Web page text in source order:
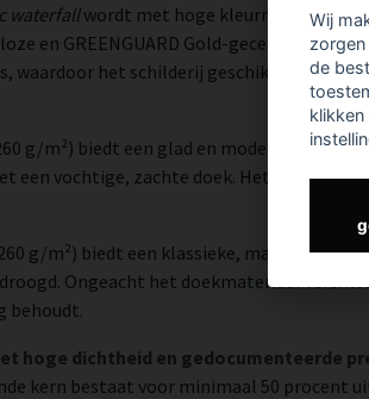
waterfallwordt met hoge
en GREENGUARD Gold-
waardoor het schilderij geschikt is voor
g/m²) biedt een glad en modern
een vochtige, zachte doek. Het resultaat
g/m²) biedt een klassieke, matte
Ongeacht het doekmateriaal
behoudt.
hoge dichtheid en gedocumenteerde
kern bestaat voor minimaal 50 procent
Wij
de